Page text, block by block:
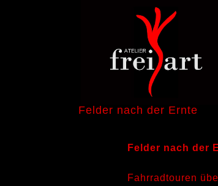
Felder nach der Ernte
Felder nach der
Fahrradtouren